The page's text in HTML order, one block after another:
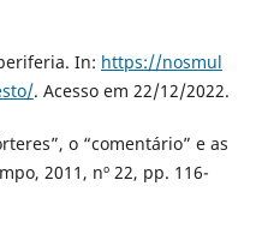
In: https://nosmul
. Acesso em 22/12/2022.
o “comentário” e as
2011, nº 22, pp. 116-